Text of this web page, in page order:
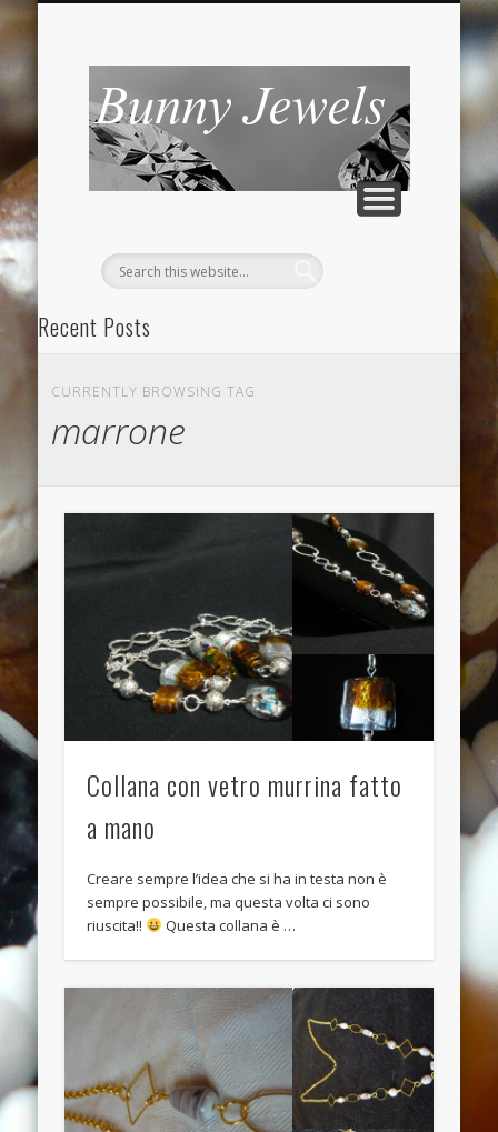
Bunny
Jewels
Recent Posts
Romanticamente rosa
“Smeraldo” anello dal ricordo antico
Recent Comments
Anello con lava blu e swarovski turchesi e
onAnello con lava blu e swarovski turchesi e crystal
Anello con lava blu e swarovski turchesi e crystal
BenedettaonAnello con lava blu e swarovski turchesi e
Archives
July 2014
January 2014
December 2013
September 2013
August 2013
CURRENTLY BROWSING TAG
marrone
Collana con vetro murrina fatto
a mano
Creare sempre l’idea che si ha in testa non è
sempre possibile, ma questa volta ci sono
riuscita!!
Questa collana è …